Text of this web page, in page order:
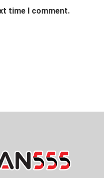
time I comment.